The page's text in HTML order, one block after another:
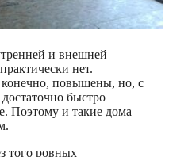
и внешней
нет.
конечно, повышены, но, с
быстро
Поэтому и такие дома
того ровных